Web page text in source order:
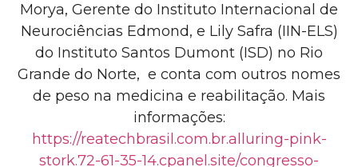
Morya, Gerente do Instituto Internacional de
Neurociências Edmond, e Lily Safra (IIN-ELS)
do Instituto Santos Dumont (ISD) no Rio
Grande do Norte, e conta com outros nomes
de peso na medicina e reabilitação. Mais
informações:
https://reatechbrasil.com.br.alluring-pink-
stork.72-61-35-14.cpanel.site/congresso-